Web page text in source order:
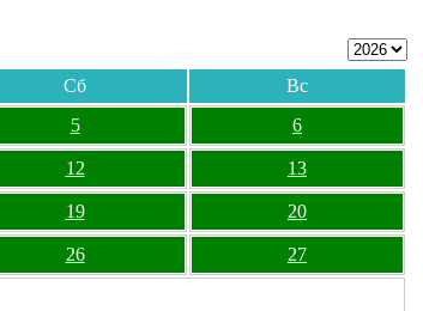
Сб
Вс
5 6
12 13
19 20
26 27